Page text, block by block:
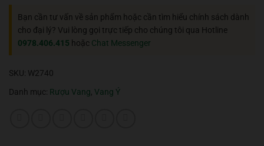
Bạn cần tư vấn về sản phẩm hoặc cần tìm hiểu chính sách dành
cho đại lý? Vui lòng gọi trực tiếp cho chúng tôi qua Hotline
0978.406.415 hoặc Chat Messenger
SKU: W2740
Danh mục: Rượu Vang, Vang Ý